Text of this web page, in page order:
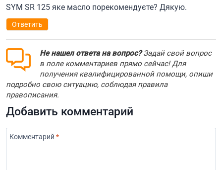
SYM SR 125 яке масло порекомендуєте? Дякую.
Ответить
Не нашел ответа на вопрос?Задай свой вопрос
в поле комментариев прямо сейчас! Для
получения квалифицированной помощи, опиши
подробно свою ситуацию, соблюдая правила
правописания.
Добавить комментарий
Комментарий *